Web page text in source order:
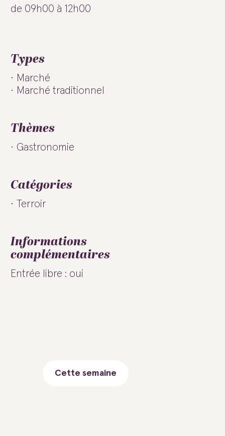
de 09h00 à 12h00
Types
Marché
Marché traditionnel
Thèmes
Gastronomie
Catégories
Terroir
Informations
complémentaires
Entrée libre : oui
Cette semaine